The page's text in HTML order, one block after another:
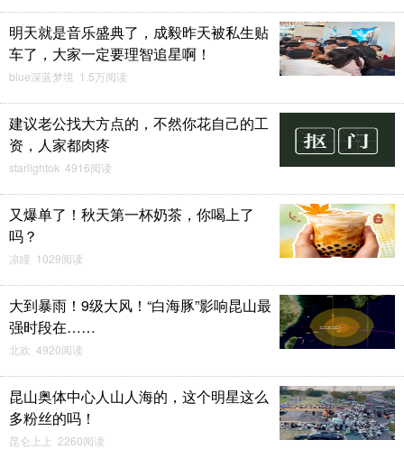
明天就是音乐盛典了，成毅昨天被私生贴
车了，大家一定要理智追星啊！
blue深蓝梦境 1.5万阅读
建议老公找大方点的，不然你花自己的工
资，人家都肉疼
starlightok 4916阅读
又爆单了！秋天第一杯奶茶，你喝上了
吗？
凉瞳 1029阅读
大到暴雨！9级大风！“白海豚”影响昆山最
强时段在……
北欢 4920阅读
昆山奥体中心人山人海的，这个明星这么
多粉丝的吗！
昆仑上上 2260阅读